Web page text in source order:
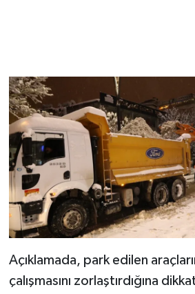
Açıklamada, park edilen
çalışmasını zorlaştırdığına